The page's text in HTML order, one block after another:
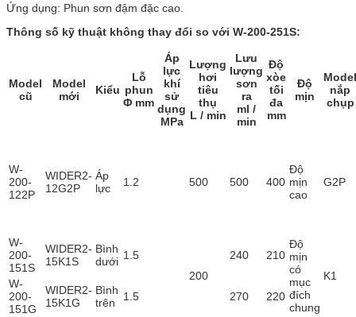
Ứng dụng: Phun sơn đậm đặc cao.
Thông số kỹ thuật không thay đổi so với W-200-251S:
Model
cũ
Model
mới
Kiểu
Lỗ
phun
Φ mm
Áp
lực
khí
sử
dụng
MPa
Lượng
hơi
tiêu
thụ
L / min
Lưu
lượng
sơn
ra
ml /
min
Độ
xòe
tối
đa
mm
Độ
mịn
Model
nắp
chụp
W-
200-
122P
WIDER2-
12G2P
Áp
lực
1.2 500 500 400
Độ
mịn
cao
G2P
W-
200-
151S
WIDER2-
15K1S
Bình
dưới 1.5
200
240 210
Độ
mịn
có
mục
đích
chung
K1
W-
200-
151G
WIDER2-
15K1G
Bình
trên
1.5 270 220